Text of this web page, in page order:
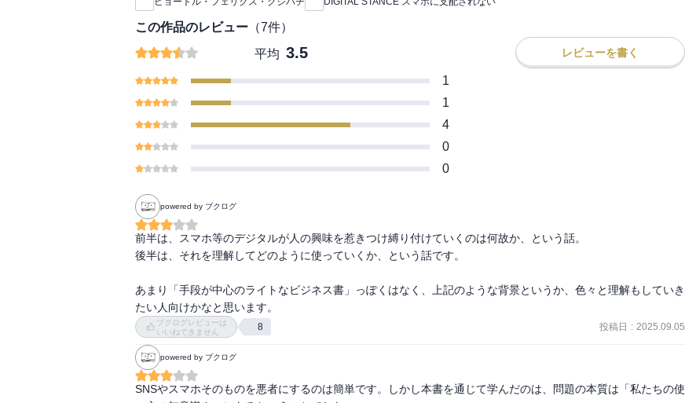
□「ちょっとだけ」とSNSを開いたら、30分以上経過していることがある
□スマホを忘れたり、バッテリーが切れたりすると不安になる
3つ以上当てはまった方、安心してください。これはあなたの意志の弱さではありません。
テック企業が数十億ドルをかけて設計した「ハマる仕掛け」の効果なのです。
「どれだけ人々の注目や関心を集められるか」が経済価値を生むとされ、
それをめぐって無数のアプリやサービスがしのぎを削る、
いわゆる「アテンションエコノミー」が進行しています。
メール、チャット、SNS，動画、ニュースアプリ・・・・・・
目が覚めた瞬間から寝る直前まで、気づけば私たちの時間と集中力は削られ、
本当に大切なことに向き合う余裕を失ってしまいます。
それでも「スマホを手放すなんて無理だ」と思ってしまう。
なぜならテクノロジーは生活や仕事の必需品であり、
完全に断つことなど現実的ではないからです。
本書は、そうしたジレンマに直面している現代の皆さんに向けて、
“デジタルと健全につきあう”ための新しいスタンスを提案する一冊です。
この作品のレビュー （7件）
平均 3.5 レビューを書く
1
1
4
0
0
powered by ブクログ
前半は、スマホ等のデジタルが人の興味を惹きつけ縛り付けていくのは何故か、という話。
後半は、それを理解してどのように使っていくか、という話です。
あまり「手段が中心のライトなビジネス書」っぽくはなく、上記のような背景というか、色々と理解もしていき
たい人向けかなと思います。
ブクログレビューは
いいねできません
8 投稿日 : 2025.09.05
powered by ブクログ
SNSやスマホそのものを悪者にするのは簡単です。しかし本書を通じて学んだのは、問題の本質は「私たちの使